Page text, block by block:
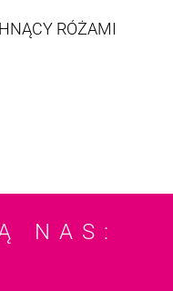
RÓŻAMI
NAS: